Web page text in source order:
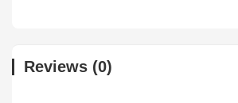
Reviews (0)